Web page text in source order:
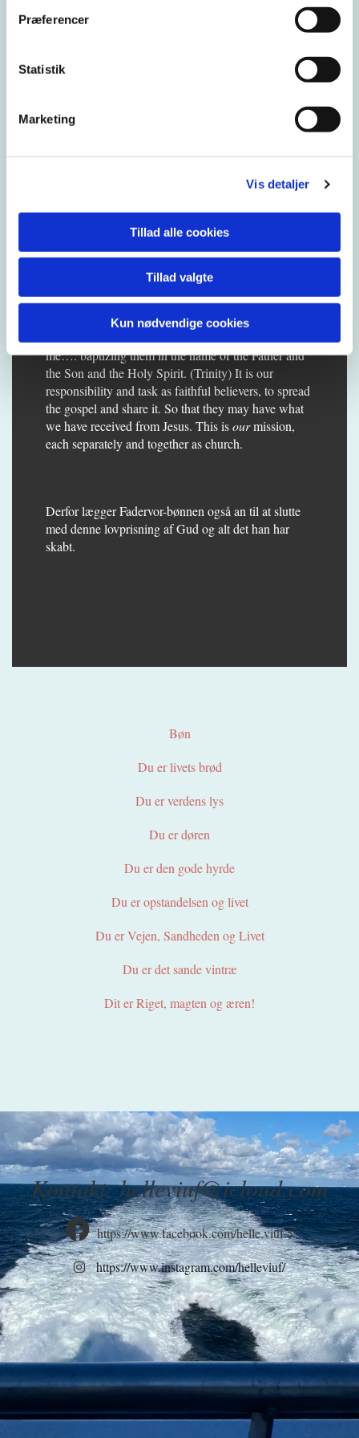
Præferencer
Statistik
Marketing
Vis detaljer
Tillad alle cookies
Tillad valgte
Kun nødvendige cookies
din mor, fordi det er dem, der har givet dig livet. Jeg
henviser her til at læse videre om dette i min
_______
Guds dynamis og exousia = power and authority (lat:
autores). God´s power and authority are called in
Greek dynamis and exousia (= power and authority
(autores)). An author means the one who”created”
the book, i.e. We are closing the prayer as we began:
God as creator. You can say to this mountain: move
faith can move mountains. This means than the
believer has been givendynamisandexousia. It
happen through baptism. Jesus says: MT, 28, 18: All
me…. baptizing them in the name of the Father and
the Son and the Holy Spirit. (Trinity) It is our
responsibility and task as faithful believers, to spread
the gospel and share it. So that they may have what
we have received from Jesus. This isourmission,
each separately and together as church.
Derfor lægger Fadervor-bønnen også an til at slutte
med denne lovprisning af Gud og alt det han har
skabt.
Bøn
Du er livets brød
Du er verdens lys
Du er døren
Du er den gode hyrde
Du er opstandelsen og livet
Du er Vejen, Sandheden og Livet
Du er det sande vintræ
Dit er Riget, magten og æren!
Kontakt: helleviuf@icloud.com
https://www.facebook.com/helle.viuf.5
https://www.instagram.com/helleviuf/